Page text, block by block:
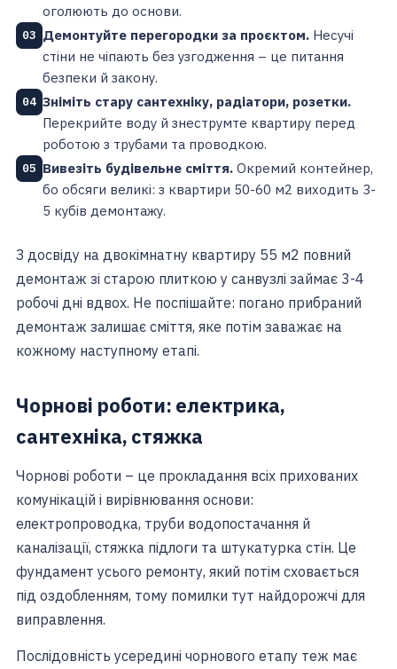
оголюють до основи.
03 Демонтуйте перегородки за проєктом. Несучі
стіни не чіпають без узгодження – це питання
безпеки й закону.
04 Зніміть стару сантехніку, радіатори, розетки.
Перекрийте воду й знеструмте квартиру перед
роботою з трубами та проводкою.
05 Вивезіть будівельне сміття. Окремий контейнер,
бо обсяги великі: з квартири 50-60 м2 виходить 3-
5 кубів демонтажу.
З досвіду на двокімнатну квартиру 55 м2 повний
демонтаж зі старою плиткою у санвузлі займає 3-4
робочі дні вдвох. Не поспішайте: погано прибраний
демонтаж залишає сміття, яке потім заважає на
кожному наступному етапі.
Чорнові роботи: електрика,
сантехніка, стяжка
Чорнові роботи – це прокладання всіх прихованих
комунікацій і вирівнювання основи:
електропроводка, труби водопостачання й
каналізації, стяжка підлоги та штукатурка стін. Це
фундамент усього ремонту, який потім сховається
під оздобленням, тому помилки тут найдорожчі для
виправлення.
Послідовність усередині чорнового етапу теж має